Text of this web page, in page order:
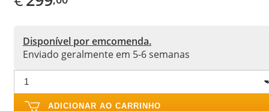
Disponível por emcomenda.
Enviado geralmente em 5-6 semanas
ADICIONAR AO CARRINHO